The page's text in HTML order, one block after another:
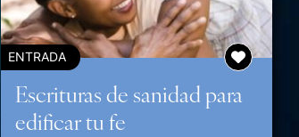
ENTRADA
Escrituras de sanidad para
edificar tu fe